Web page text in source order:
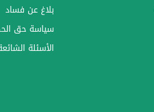
بلاغ عن فساد
سياسة حق
الأسئلة